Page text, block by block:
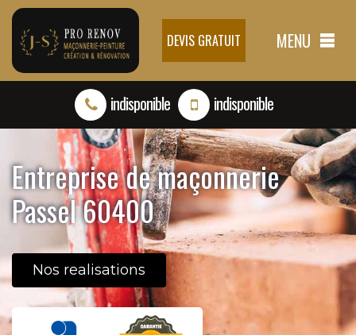
DEVIS GRATUIT MENU
indisponible indisponible
Entreprise de maçonnerie
Passel 60400
Nos realisations